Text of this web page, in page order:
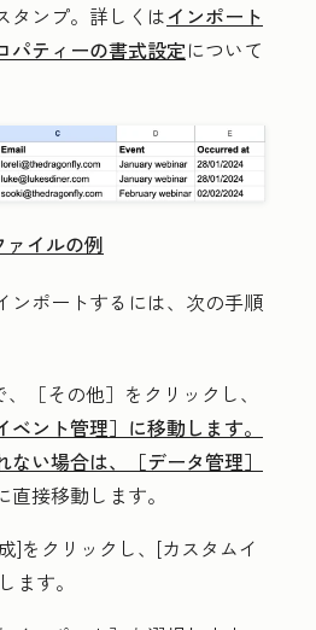
タンプ。詳しくはインポート
パティーの書式設定について
ァイルの例
ンポートするには、次の手順
［その他］をクリックし、
ベント管理］に移動します。
ない場合は、
［データ管理］
直接移動します。
]をクリックし、[カスタムイ
ます。